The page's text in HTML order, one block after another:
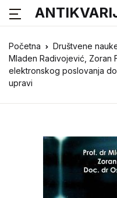
Početna Društvene
Mladen Radivojević, Zoran
elektronskog poslovanja
upravi